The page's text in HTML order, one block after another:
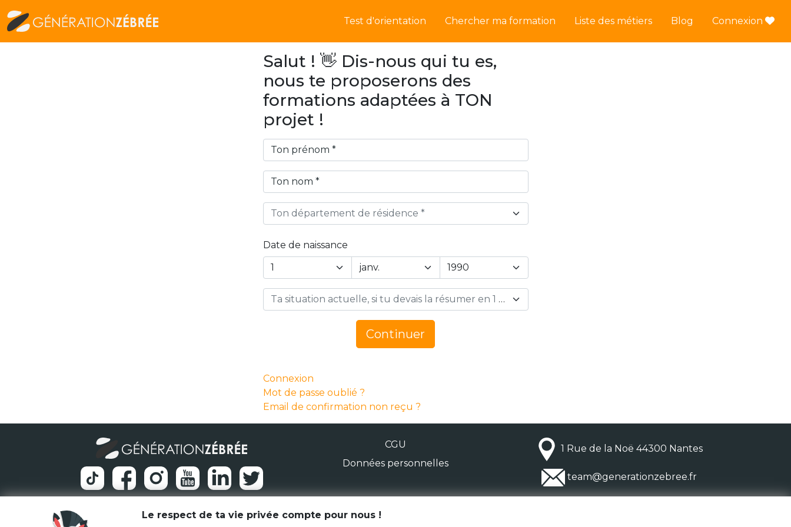
Test d'orientation Chercher ma formation Liste des métiers Blog Connexion
Salut ! 👋 Dis-nous qui tu es,
nous te proposerons des
formations adaptées à TON
projet !
Ton département de résidence *
Date de naissance
Year
Ta situation actuelle, si tu devais la résumer en 1 mot… *
Continuer
Connexion
Mot de passe oublié ?
Email de confirmation non reçu ?
CGU
Données personnelles
1 Rue de la Noë 44300 Nantes
team@generationzebree.fr
© Génération Zébrée 2026
Le respect de ta vie privée compte pour nous !